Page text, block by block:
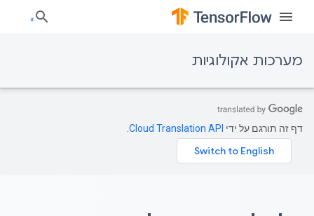
מערכות אקולוגיות
דף זה תורגם על ידי Cloud Translation API